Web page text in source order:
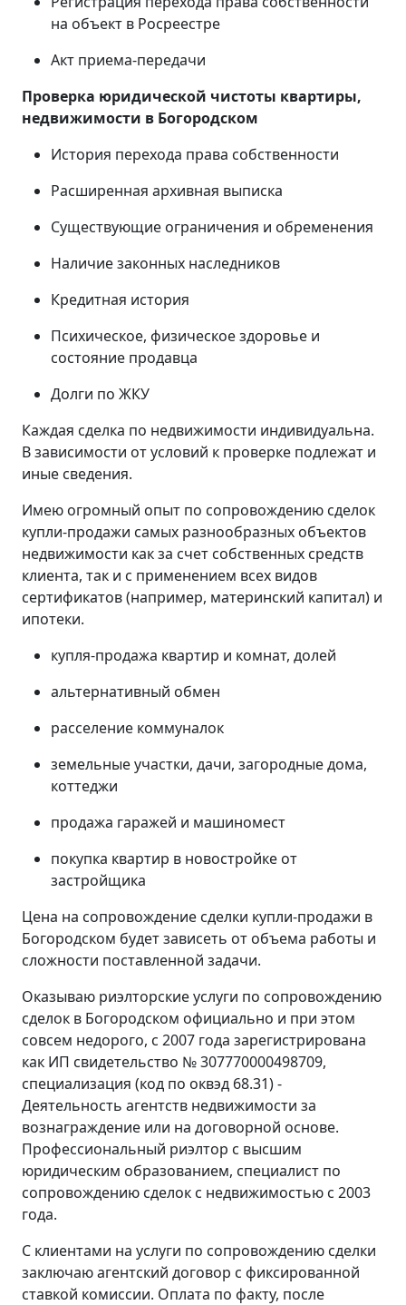
на объект в Росреестре
Акт приема-передачи
Проверка юридической чистоты квартиры,
недвижимости в Богородском
История перехода права собственности
Расширенная архивная выписка
Существующие ограничения и обременения
Наличие законных наследников
Кредитная история
Психическое, физическое здоровье и
состояние продавца
Долги по ЖКУ
Каждая сделка по недвижимости индивидуальна.
В зависимости от условий к проверке подлежат и
иные сведения.
Имею огромный опыт по сопровождению сделок
купли-продажи самых разнообразных объектов
недвижимости как за счет собственных средств
клиента, так и с применением всех видов
сертификатов (например, материнский капитал) и
ипотеки.
купля-продажа квартир и комнат, долей
альтернативный обмен
расселение коммуналок
земельные участки, дачи, загородные дома,
коттеджи
продажа гаражей и машиномест
покупка квартир в новостройке от
застройщика
Цена на сопровождение сделки купли-продажи в
Богородском будет зависеть от объема работы и
сложности поставленной задачи.
Оказываю риэлторские услуги по сопровождению
сделок в Богородском официально и при этом
совсем недорого, с 2007 года зарегистрирована
как ИП свидетельство № 307770000498709,
специализация (код по оквэд 68.31) -
Деятельность агентств недвижимости за
вознаграждение или на договорной основе.
Профессиональный риэлтор с высшим
юридическим образованием, специалист по
сопровождению сделок с недвижимостью с 2003
года.
С клиентами на услуги по сопровождению сделки
заключаю агентский договор с фиксированной
ставкой комиссии. Оплата по факту, после